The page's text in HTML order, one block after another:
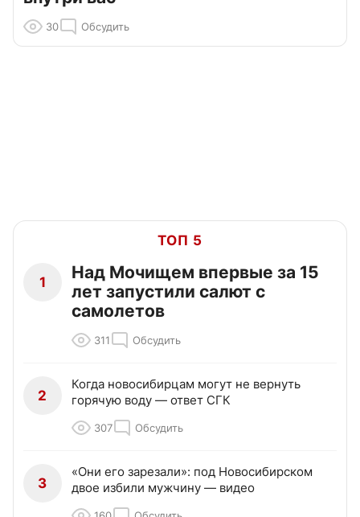
30 Обсудить
ТОП 5
1
Над Мочищем впервые за 15
лет запустили салют с
самолетов
311 Обсудить
2
Когда новосибирцам могут не вернуть
горячую воду — ответ СГК
307 Обсудить
3
«Они его зарезали»: под Новосибирском
двое избили мужчину — видео